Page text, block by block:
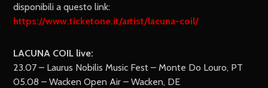
disponibili a questo link:
https://www.ticketone.it/artist/lacuna-coil/
LACUNA COIL live:
23.07 – Laurus Nobilis Music Fest – Monte Do Louro, PT
05.08 – Wacken Open Air – Wacken, DE